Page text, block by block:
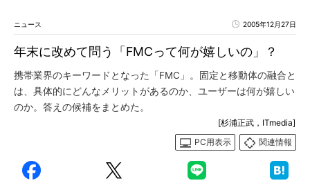
ニュース 2005年12月27日
年末に改めて問う「FMCって何が嬉しいの」？
携帯業界のキーワードとなった「FMC」。固定と移動体の融合と
は、具体的にどんなメリットがあるのか、ユーザーは何が嬉しい
のか。答えの候補をまとめた。
[杉浦正武，ITmedia]
PC用表示
関連情報